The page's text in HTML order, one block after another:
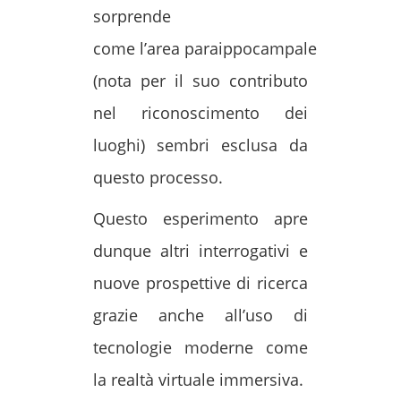
sorprende
come l’area paraippocampale
(nota per il suo contributo
nel riconoscimento dei
luoghi) sembri esclusa da
questo processo.
Questo esperimento apre
dunque altri interrogativi e
nuove prospettive di ricerca
grazie anche all’uso di
tecnologie moderne come
la realtà virtuale immersiva.